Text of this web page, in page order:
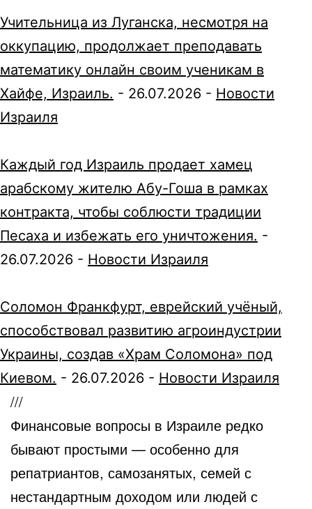
Учительница из Луганска, несмотря на
оккупацию, продолжает преподавать
математику онлайн своим ученикам в
Хайфе, Израиль. - 26.07.2026 - Новости
Израиля
Каждый год Израиль продает хамец
арабскому жителю Абу-Гоша в рамках
контракта, чтобы соблюсти традиции
Песаха и избежать его уничтожения. -
26.07.2026 - Новости Израиля
Соломон Франкфурт, еврейский учёный,
способствовал развитию агроиндустрии
Украины, создав «Храм Соломона» под
Киевом. - 26.07.2026 - Новости Израиля
///
Финансовые вопросы в Израиле редко
бывают простыми — особенно для
репатриантов, самозанятых, семей с
нестандартным доходом или людей с